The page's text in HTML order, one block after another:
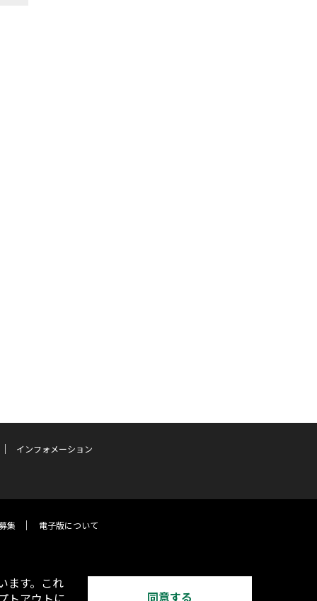
インフォメーション
集 電子版について
ます。これ
同意する